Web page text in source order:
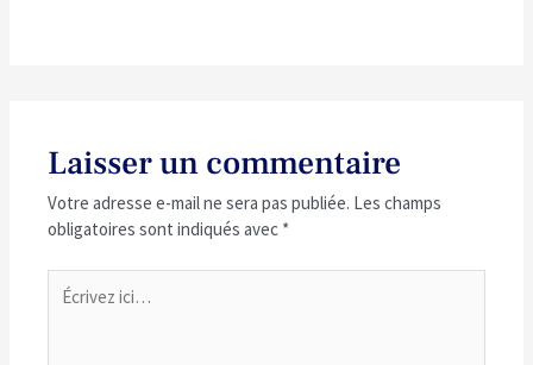
Laisser un commentaire
Votre adresse e-mail ne sera pas publiée. Les champs
obligatoires sont indiqués avec *
ici…